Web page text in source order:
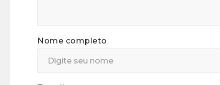
Nome completo